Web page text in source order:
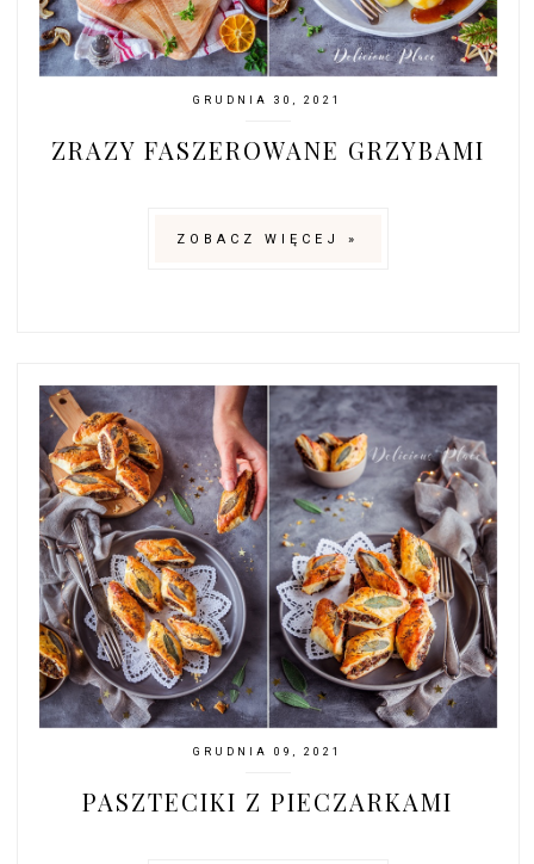
GRUDNIA 30, 2021
ZRAZY FASZEROWANE GRZYBAMI
ZOBACZ WIĘCEJ »
GRUDNIA 09, 2021
PASZTECIKI Z PIECZARKAMI